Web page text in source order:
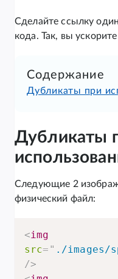
Сделайте ссылку
кода. Так, вы
Содержание
Дубликаты при
Дубликаты
Следующие 2
физический файл:
<img
src= " ./images/
/>